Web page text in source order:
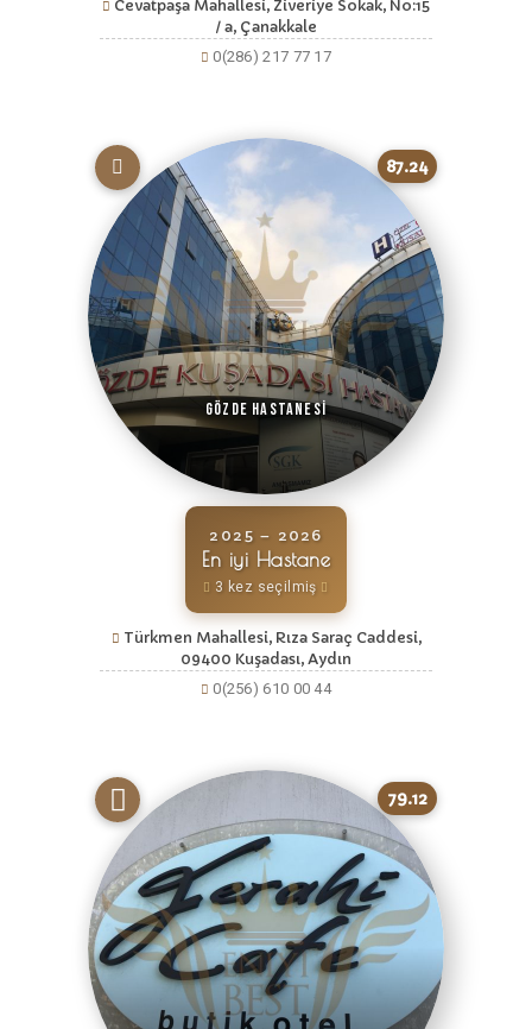
Cevatpaşa Mahallesi, Ziveriye Sokak, No:15
/ a, Çanakkale
0(286) 217 77 17
87.24
Gözde Hastanesi
2025 – 2026
En iyi Hastane
3 kez seçilmiş
Türkmen Mahallesi, Rıza Saraç Caddesi,
09400 Kuşadası, Aydın
0(256) 610 00 44
79.12